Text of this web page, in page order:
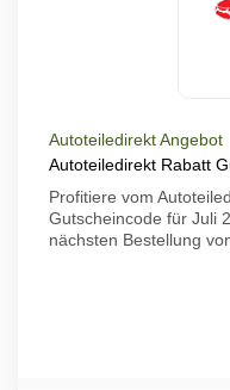
Autoteiledirekt Angebot
Autoteiledirekt Rabatt
Profitiere vom
Gutscheincode für Juli
nächsten Bestellung